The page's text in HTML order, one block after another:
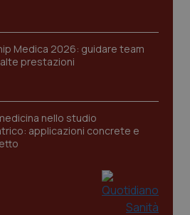
Medica 2026: guidare team
prestazioni
nello studio
applicazioni concrete e